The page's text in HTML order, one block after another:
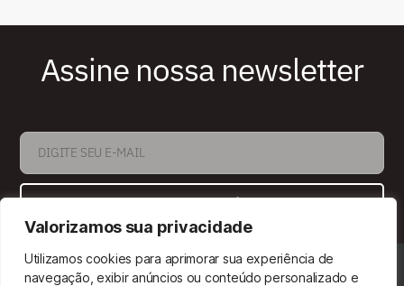
Valorizamos sua privacidade
Utilizamos cookies para aprimorar sua experiência de
navegação, exibir anúncios ou conteúdo personalizado e
Assine nossa newsletter
ASSINAR
Pormenores Produção Editorial © Todos os direitos